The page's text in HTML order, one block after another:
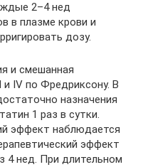
2–4 нед
в плазме крови и
дозу.
и смешанная
и IV по Фредриксону. В
назначения
1 раз в сутки.
эффект наблюдается
эффект
4 нед. При длительном